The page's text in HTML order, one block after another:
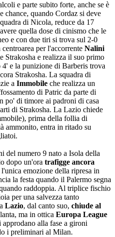
e parte subito forte, anche se è
chance, quando Cordaz si deve
di Nicola, reduce da 17
quella dose di cinismo che le
e con due tiri si trova sul 2-0
per l'accorrente Nalini
Strakosha e realizza il suo primo
4' e la punizione di Barberis trova
Strakosha. La squadra di
a Immobile che realizza un
di Patric da parte di
po' di timore ai padroni di casa
di Strakosha. La Lazio chiede
prima della follia di
ammonito, entra in ritado su
del numero 9 nato a Isola della
dopo un'ora trafigge ancora
emozione della ripresa in
la festa quando il Palermo segna
raddoppia. Al triplice fischio
per una salvezza tanto
Lazio, dal canto suo, chiude al
ma in ottica Europa League
alla fase a gironi
i preliminari al Milan.